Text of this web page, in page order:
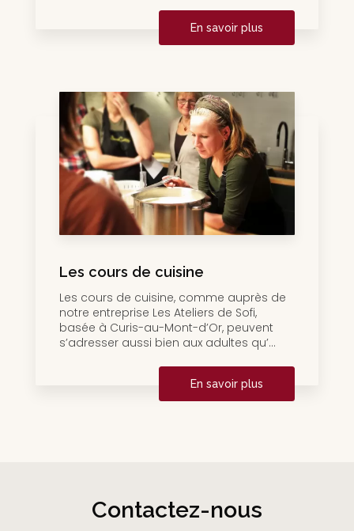
En savoir plus
Les cours de cuisine
Les cours de cuisine, comme auprès de
notre entreprise Les Ateliers de Sofi,
basée à Curis-au-Mont-d’Or, peuvent
s’adresser aussi bien aux adultes qu’...
En savoir plus
Contactez-nous